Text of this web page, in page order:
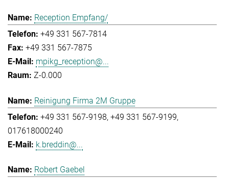
Reception Empfang/
+49 331 567-7814
+49 331 567-7875
mpikg_reception@...
Z-0.000
Reinigung Firma 2M Gruppe
+49 331 567-9198 +49 331 567-9199
017618000240
k.breddin@...
Robert Gaebel